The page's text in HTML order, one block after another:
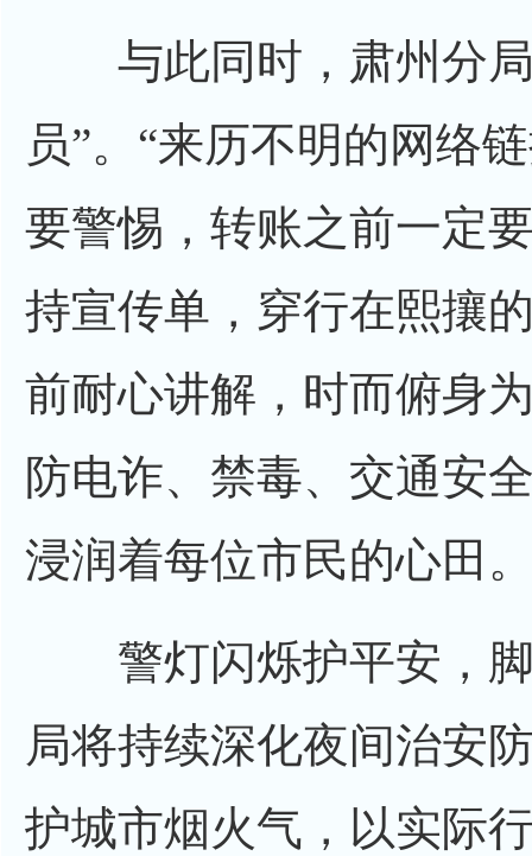
与此同时，肃州分局
员”。“来历不明的网络
要警惕，转账之前一定
持宣传单，穿行在熙攘
前耐心讲解，时而俯身
防电诈、禁毒、交通安
浸润着每位市民的心田
警灯闪烁护平安，脚
局将持续深化夜间治安
护城市烟火气，以实际